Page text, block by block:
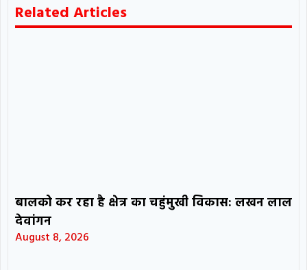
Related Articles
बालको कर रहा है क्षेत्र का चहुंमुखी विकास: लखन लाल
देवांगन
August 8, 2026